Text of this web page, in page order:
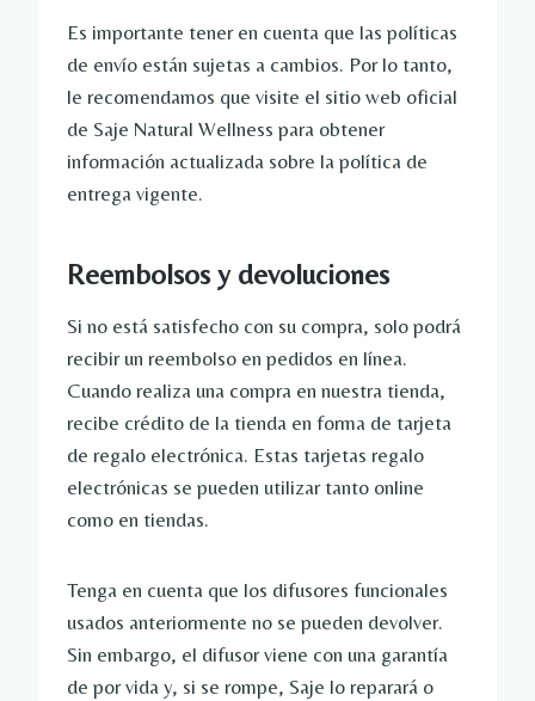
Es importante tener en cuenta que las políticas
de envío están sujetas a cambios. Por lo tanto,
le recomendamos que visite el sitio web oficial
de Saje Natural Wellness para obtener
información actualizada sobre la política de
entrega vigente.
Reembolsos y devoluciones
Si no está satisfecho con su compra, solo podrá
recibir un reembolso en pedidos en línea.
Cuando realiza una compra en nuestra tienda,
recibe crédito de la tienda en forma de tarjeta
de regalo electrónica. Estas tarjetas regalo
electrónicas se pueden utilizar tanto online
como en tiendas.
Tenga en cuenta que los difusores funcionales
usados ​​anteriormente no se pueden devolver.
Sin embargo, el difusor viene con una garantía
de por vida y, si se rompe, Saje lo reparará o